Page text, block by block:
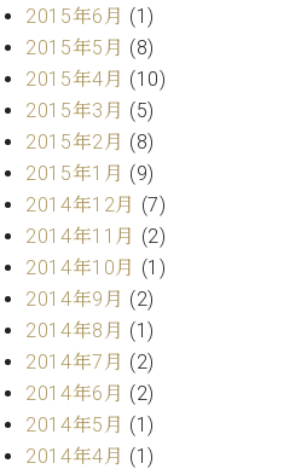
ル)
子
工
房
ブ
ロ
グ
ク
セ
ス
お
問
合
わ
せ
2015年6月 (1)
2015年5月 (8)
2015年4月 (10)
2015年3月 (5)
2015年2月 (8)
2015年1月 (9)
2014年12月 (7)
2014年11月 (2)
2014年10月 (1)
2014年9月 (2)
2014年8月 (1)
2014年7月 (2)
2014年6月 (2)
2014年5月 (1)
2014年4月 (1)